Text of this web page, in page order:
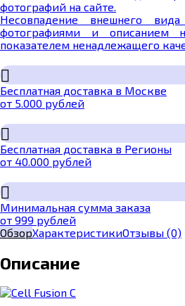
фотографий на сайте.
Несовпадение внешнего
фотографиями и описанием
показателем ненадлежащего
Бесплатная доставка в Москве
от 5.000 рублей
Бесплатная доставка в Регионы
от 40.000 рублей
Минимальная сумма заказа
от 999 рублей
ОбзорХарактеристикиОтзывы (0)
Описание